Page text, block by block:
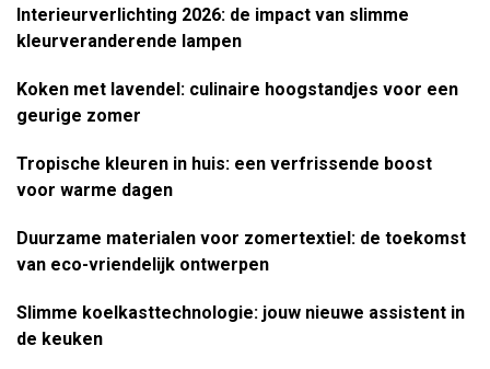
Interieurverlichting 2026: de impact van slimme
kleurveranderende lampen
Koken met lavendel: culinaire hoogstandjes voor een
geurige zomer
Tropische kleuren in huis: een verfrissende boost
voor warme dagen
Duurzame materialen voor zomertextiel: de toekomst
van eco-vriendelijk ontwerpen
Slimme koelkasttechnologie: jouw nieuwe assistent in
de keuken